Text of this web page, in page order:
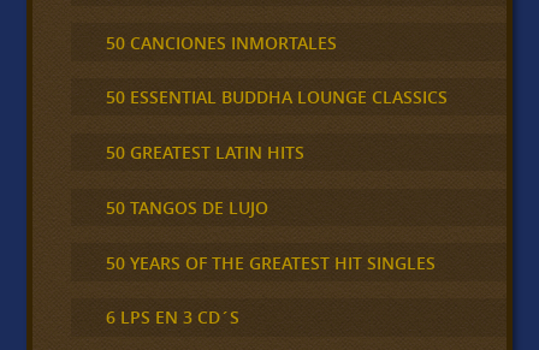
50 CANCIONES INMORTALES
50 ESSENTIAL BUDDHA LOUNGE CLASSICS
50 GREATEST LATIN HITS
50 TANGOS DE LUJO
50 YEARS OF THE GREATEST HIT SINGLES
6 LPS EN 3 CD´S